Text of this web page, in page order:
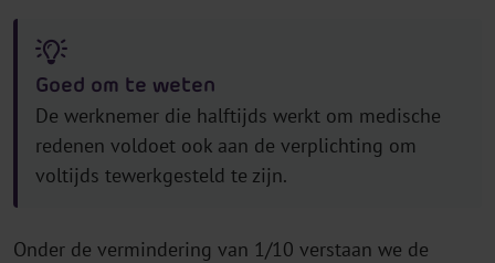
Goed om te weten
De werknemer die halftijds werkt om medische
redenen voldoet ook aan de verplichting om
voltijds tewerkgesteld te zijn.
Onder de vermindering van 1/10 verstaan we de